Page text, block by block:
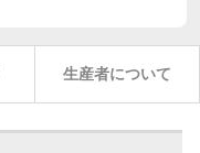
生産者について